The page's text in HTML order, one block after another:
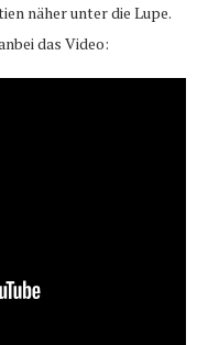
näher unter die Lupe.
das Video: